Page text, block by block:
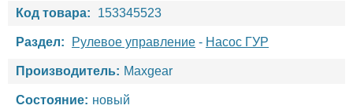
Код товара: 153345523
Раздел: Рулевое управление - Насос ГУР
Производитель: Maxgear
Состояние: новый